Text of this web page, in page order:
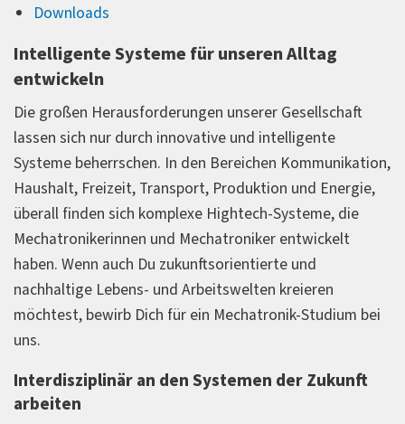
Downloads
Intelligente Systeme für unseren Alltag
entwickeln
Die großen Herausforderungen unserer Gesellschaft
lassen sich nur durch innovative und intelligente
Systeme beherrschen. In den Bereichen Kommunikation,
Haushalt, Freizeit, Transport, Produktion und Energie,
überall finden sich komplexe Hightech-Systeme, die
Mechatronikerinnen und Mechatroniker entwickelt
haben. Wenn auch Du zukunftsorientierte und
nachhaltige Lebens- und Arbeitswelten kreieren
möchtest, bewirb Dich für ein Mechatronik-Studium bei
uns.
Interdisziplinär an den Systemen der Zukunft
arbeiten